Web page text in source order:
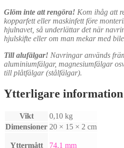
Glöm inte att rengöra! Kom ihåg att
kopparfett eller maskinfett före
hjulnavet, så underlättar det när
hjulskifte eller om man mekar med
Till alufälgar! Navringar används
aluminiumfälgar, magnesiumfälgar
till plåtfälgar (stålfälgar).
Ytterligare information
Vikt
0,10 kg
Dimensioner 20 × 15 × 2 cm
Yttermått 74,1 mm